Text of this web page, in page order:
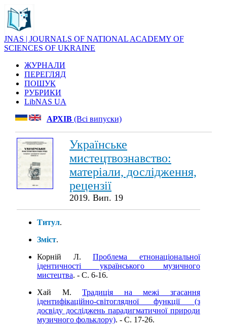
JNAS | JOURNALS OF NATIONAL ACADEMY OF
SCIENCES OF UKRAINE
ЖУРНАЛИ
ПЕРЕГЛЯД
ПОШУК
РУБРИКИ
LibNAS UA
АРХІВ (Всі випуски)
Українське
мистецтвознавство:
матеріали, дослідження,
рецензії
2019. Вип. 19
Титул.
Зміст.
Корній Л.Проблема етнонаціональної
ідентичності українського музичного
мистецтва. - C. 6-16.
Хай М.Традиція на межі згасання
ідентифікаційно-світоглядної функції (з
досвіду досліджень парадигматичної природи
музичного фольклору). - C. 17-26.